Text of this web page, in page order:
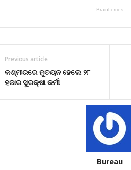
Previous article
କଶ୍ମୀରରେ ମୁତୟନ ହେଲେ ୨୮
ହଜାର ସୁରକ୍ଷା କର୍ମୀ
Bureau